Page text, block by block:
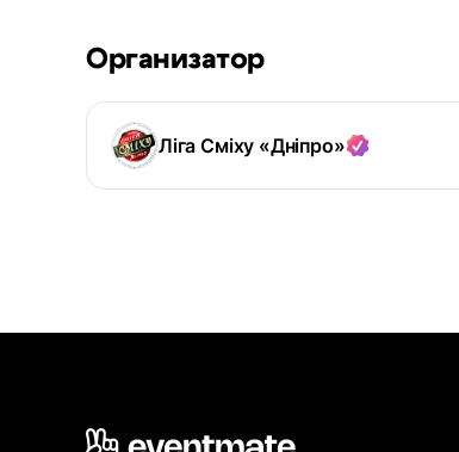
Организатор
Ліга Сміху «Дніпро»